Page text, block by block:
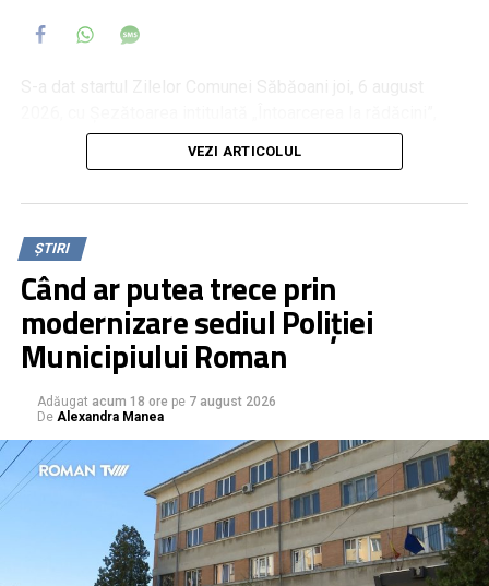
dedicată săbăonenilor veniți din diaspora, pentru a se
reuni cu familia și cu prietenii rămași în comunitate.
pregătite pentru cei care au trecut pragul șezătorii.
VEZI ARTICOLUL
ȘTIRI
Când ar putea trece prin
modernizare sediul Poliției
Municipiului Roman
Adăugat acum 18 ore pe 7 august 2026
De Alexandra Manea